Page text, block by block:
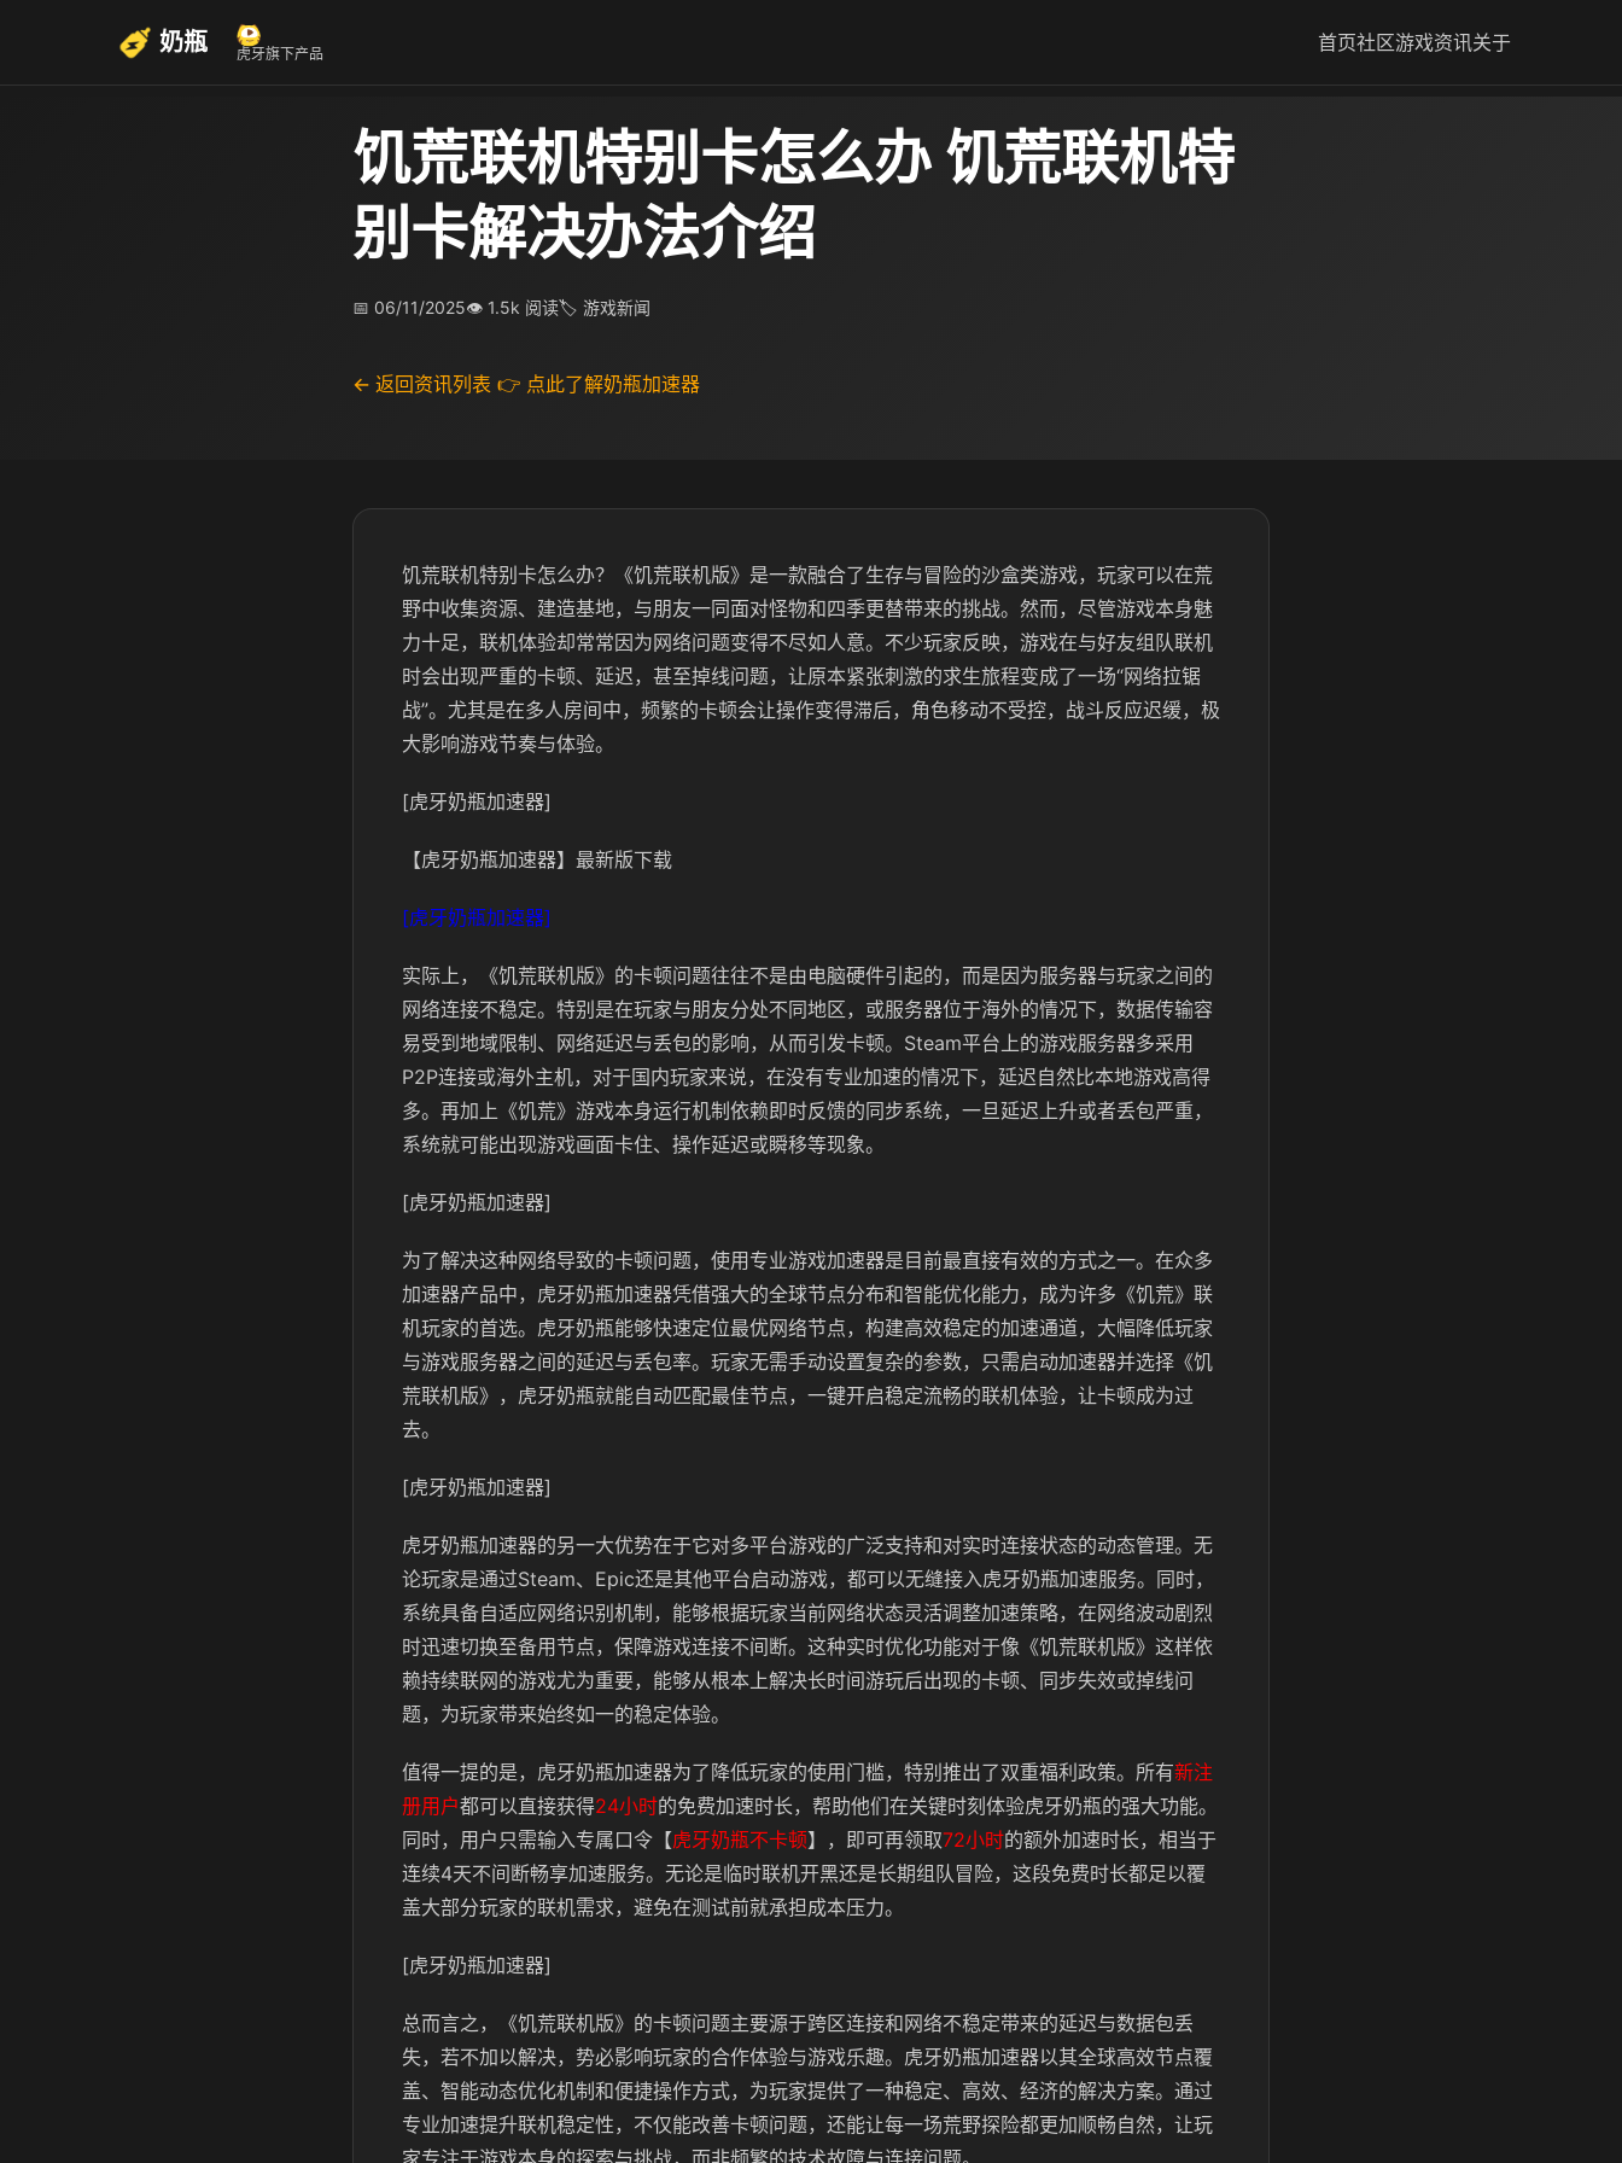
奶瓶 虎牙旗下产品 首页社区游戏资讯关于
饥荒联机特别卡怎么办 饥荒联机特
别卡解决办法介绍
📅 06/11/2025👁 1.5k 阅读🏷 游戏新闻
← 返回资讯列表 👉 点此了解奶瓶加速器
饥荒联机特别卡怎么办？《饥荒联机版》是一款融合了生存与冒险的沙盒类游戏，玩家可以在荒
野中收集资源、建造基地，与朋友一同面对怪物和四季更替带来的挑战。然而，尽管游戏本身魅
力十足，联机体验却常常因为网络问题变得不尽如人意。不少玩家反映，游戏在与好友组队联机
时会出现严重的卡顿、延迟，甚至掉线问题，让原本紧张刺激的求生旅程变成了一场“网络拉锯
战”。尤其是在多人房间中，频繁的卡顿会让操作变得滞后，角色移动不受控，战斗反应迟缓，极
大影响游戏节奏与体验。
[虎牙奶瓶加速器]
【虎牙奶瓶加速器】最新版下载
[虎牙奶瓶加速器]
实际上，《饥荒联机版》的卡顿问题往往不是由电脑硬件引起的，而是因为服务器与玩家之间的
网络连接不稳定。特别是在玩家与朋友分处不同地区，或服务器位于海外的情况下，数据传输容
易受到地域限制、网络延迟与丢包的影响，从而引发卡顿。Steam平台上的游戏服务器多采用
P2P连接或海外主机，对于国内玩家来说，在没有专业加速的情况下，延迟自然比本地游戏高得
多。再加上《饥荒》游戏本身运行机制依赖即时反馈的同步系统，一旦延迟上升或者丢包严重，
系统就可能出现游戏画面卡住、操作延迟或瞬移等现象。
[虎牙奶瓶加速器]
为了解决这种网络导致的卡顿问题，使用专业游戏加速器是目前最直接有效的方式之一。在众多
加速器产品中，虎牙奶瓶加速器凭借强大的全球节点分布和智能优化能力，成为许多《饥荒》联
机玩家的首选。虎牙奶瓶能够快速定位最优网络节点，构建高效稳定的加速通道，大幅降低玩家
与游戏服务器之间的延迟与丢包率。玩家无需手动设置复杂的参数，只需启动加速器并选择《饥
荒联机版》，虎牙奶瓶就能自动匹配最佳节点，一键开启稳定流畅的联机体验，让卡顿成为过
去。
[虎牙奶瓶加速器]
虎牙奶瓶加速器的另一大优势在于它对多平台游戏的广泛支持和对实时连接状态的动态管理。无
论玩家是通过Steam、Epic还是其他平台启动游戏，都可以无缝接入虎牙奶瓶加速服务。同时，
系统具备自适应网络识别机制，能够根据玩家当前网络状态灵活调整加速策略，在网络波动剧烈
时迅速切换至备用节点，保障游戏连接不间断。这种实时优化功能对于像《饥荒联机版》这样依
赖持续联网的游戏尤为重要，能够从根本上解决长时间游玩后出现的卡顿、同步失效或掉线问
题，为玩家带来始终如一的稳定体验。
值得一提的是，虎牙奶瓶加速器为了降低玩家的使用门槛，特别推出了双重福利政策。所有新注
册用户都可以直接获得24小时的免费加速时长，帮助他们在关键时刻体验虎牙奶瓶的强大功能。
同时，用户只需输入专属口令【虎牙奶瓶不卡顿】，即可再领取72小时的额外加速时长，相当于
连续4天不间断畅享加速服务。无论是临时联机开黑还是长期组队冒险，这段免费时长都足以覆
盖大部分玩家的联机需求，避免在测试前就承担成本压力。
[虎牙奶瓶加速器]
总而言之，《饥荒联机版》的卡顿问题主要源于跨区连接和网络不稳定带来的延迟与数据包丢
失，若不加以解决，势必影响玩家的合作体验与游戏乐趣。虎牙奶瓶加速器以其全球高效节点覆
盖、智能动态优化机制和便捷操作方式，为玩家提供了一种稳定、高效、经济的解决方案。通过
专业加速提升联机稳定性，不仅能改善卡顿问题，还能让每一场荒野探险都更加顺畅自然，让玩
家专注于游戏本身的探索与挑战，而非频繁的技术故障与连接问题。